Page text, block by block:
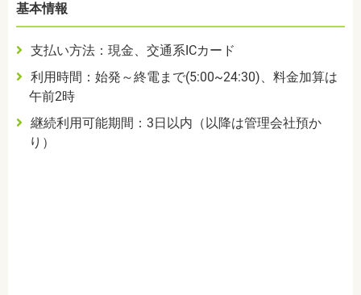
基本情報
支払い方法：現金、交通系ICカード
利用時間：始発～終電まで(5:00~24:30)、料金加算は
午前2時
継続利用可能期間：3日以内（以降は管理会社預か
り）